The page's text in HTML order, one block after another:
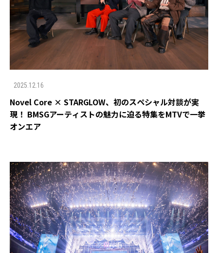
2025.12.16
Novel Core × STARGLOW、初のスペシャル対談が実
現！ BMSGアーティストの魅力に迫る特集をMTVで一挙
オンエア